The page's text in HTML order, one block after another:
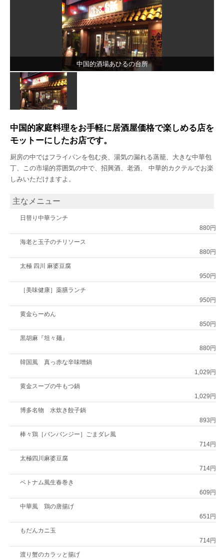
中国的酒場あひるの台所
中国的家庭料理をお手軽に居酒屋価格で楽しめる店を
モットーにしたお店です。
厨房の中ではフライパンを包む炎、湯気の漏れる蒸籠、大きな中華包
丁、この市場的雰囲気の中で、招興酒、老酒、 中華的カクテルでお楽
しみいただけますよ。
主なメニュー
日替り中華ランチ
880円
海老と玉子のチリソース
880円
太極 四川 麻婆豆腐
950円
［美味健康］薬膳ランチ
950円
黄金らーめん
850円
黒胡麻『坦々麺』
880円
韓国風 真っ赤な辛味噌鍋
1,029円
黄金スープの牛もつ鍋
1,029円
博多名物 水炊き餃子鍋
893円
棒々鶏［バンバンジー］ごまダレ風
714円
太極四川麻婆豆腐
714円
ベトナム風生春巻き
609円
中華風 鶏の唐揚げ
651円
もだんカニ玉
714円
渡り蟹のカラッと揚げ